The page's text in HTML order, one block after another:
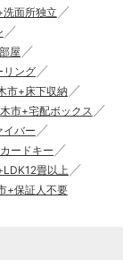
洗面所独立
屋
リング
市+床下収納
市+宅配ボックス
イバー
ードキー
畳以上
+保証人不要